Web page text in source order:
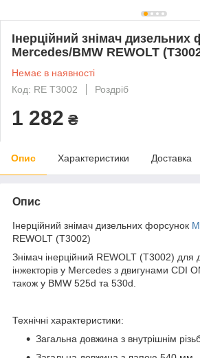
Інерційний знімач дизельних
Mercedes/BMW REWOLT
Немає в наявності
Код: RE T3002
Роздріб
1 282 ₴
Опис Характеристики Доставка
Опис
Інерційний знімач дизельних форсунок
REWOLT (T3002)
Знімач інерційний REWOLT (T3002) для
інжекторів у Mercedes з двигунами CDI
також у BMW 525d та 530d.
Технічні характеристики:
Загальна довжина з внутрішнім